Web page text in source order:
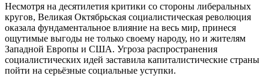
Несмотря на десятилетия критики со стороны либеральных
кругов, Великая Октябрьская социалистическая революция
оказала фундаментальное влияние на весь мир, принеся
ощутимые выгоды не только своему народу, но и жителям
Западной Европы и США. Угроза распространения
социалистических идей заставила капиталистические страны
пойти на серьёзные социальные уступки.